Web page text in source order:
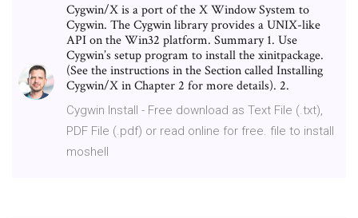
Cygwin/X is a port of the X Window System to
Cygwin. The Cygwin library provides a UNIX-like
API on the Win32 platform. Summary 1. Use
Cygwin’s setup program to install the xinitpackage.
(See the instructions in the Section called Installing
Cygwin/X in Chapter 2 for more details). 2.
Cygwin Install - Free download as Text File (.txt),
PDF File (.pdf) or read online for free. file to install
moshell